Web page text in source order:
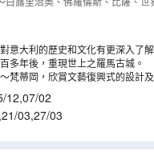
意大利的歷史和文化有更深入了解
多年後，重現世上之羅馬古城。
梵蒂岡，欣賞文藝復興式的設計及
12,07/02
,21/03,27/03